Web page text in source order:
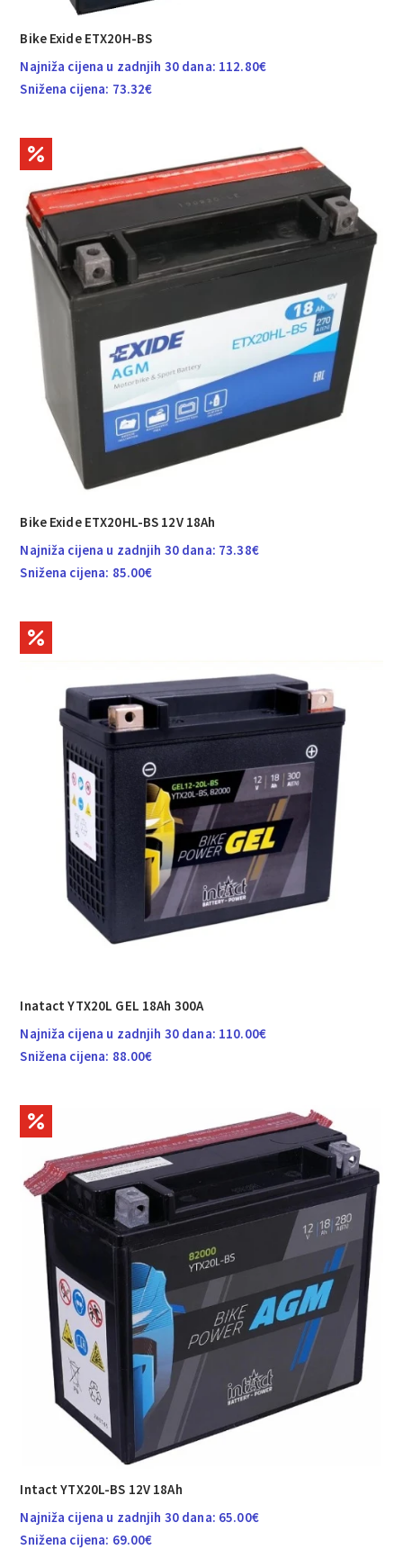
Bike Exide ETX20H-BS
Najniža cijena u zadnjih 30 dana: 112.80€
Snižena cijena: 73.32€
Bike Exide ETX20HL-BS 12V 18Ah
Najniža cijena u zadnjih 30 dana: 73.38€
Snižena cijena: 85.00€
Inatact YTX20L GEL 18Ah 300A
Najniža cijena u zadnjih 30 dana: 110.00€
Snižena cijena: 88.00€
Intact YTX20L-BS 12V 18Ah
Najniža cijena u zadnjih 30 dana: 65.00€
Snižena cijena: 69.00€